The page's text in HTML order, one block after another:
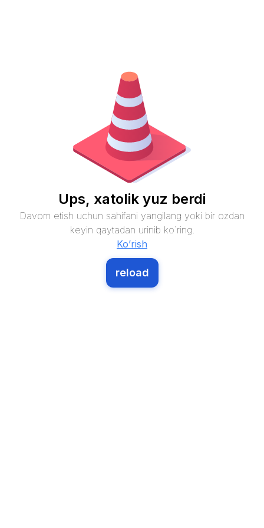
Ups, xatolik yuz berdi
Davom etish uchun sahifani yangilang yoki bir ozdan
keyin qaytadan urinib ko`ring.
Ko’rish
reload